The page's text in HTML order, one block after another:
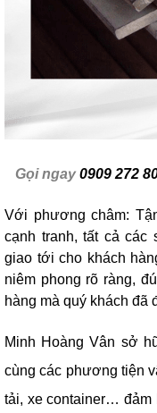
Gọi ngay0909 272
Với phương châm:
cạnh tranh, tất cả các
giao tới cho khách
niêm phong rõ ràng,
hàng mà quý khách đã
Minh Hoàng Vân sở
cùng các phương tiện
tải, xe container… đảm